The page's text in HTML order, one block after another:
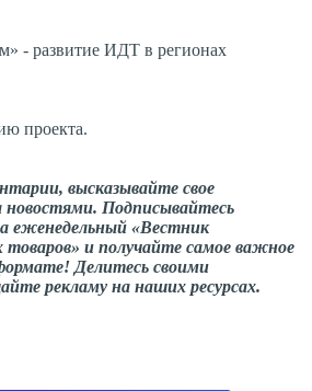
- развитие ИДТ в регионах
проекта.
высказывайте свое
новостями. Подписывайтесь
еженедельный «Вестник
товаров» и получайте самое важное
Делитесь своими
рекламу на наших ресурсах.